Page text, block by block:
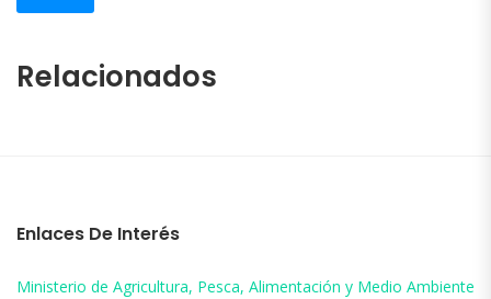
Relacionados
Enlaces De Interés
Ministerio de Agricultura, Pesca, Alimentación y Medio Ambiente